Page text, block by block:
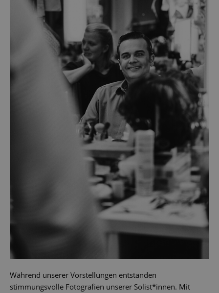
Während unserer Vorstellungen entstanden
stimmungsvolle Fotografien unserer Solist*innen. Mit